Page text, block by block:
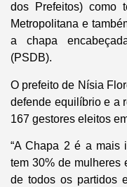
dos Prefeitos) como
Metropolitana e
a chapa
(PSDB).
O prefeito de Nísia
defende equilíbrio e a
167 gestores eleitos
“A Chapa 2 é a mais
tem 30% de mulheres
de todos os partidos